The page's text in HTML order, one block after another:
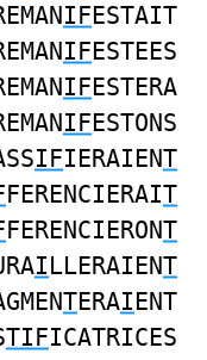
IFESTAIT
IFESTEES
IFESTERA
IFESTONS
IFIERAIENT
FERENCIERAIT
FERENCIERONT
ILLERAIENT
TERAIENT
TIFICATRICES